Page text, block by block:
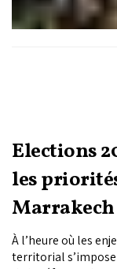
Elections
les
Marrakech
À l’heure où les
territorial